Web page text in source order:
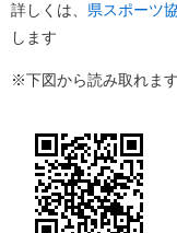
詳しくは、 県スポーツ
します
※下図から読み取れま